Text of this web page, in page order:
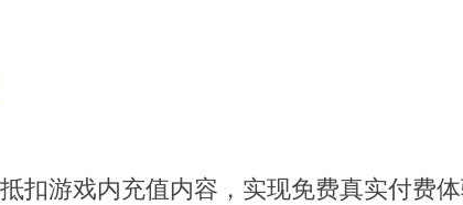
扣游戏内充值内容，实现免费真实付费